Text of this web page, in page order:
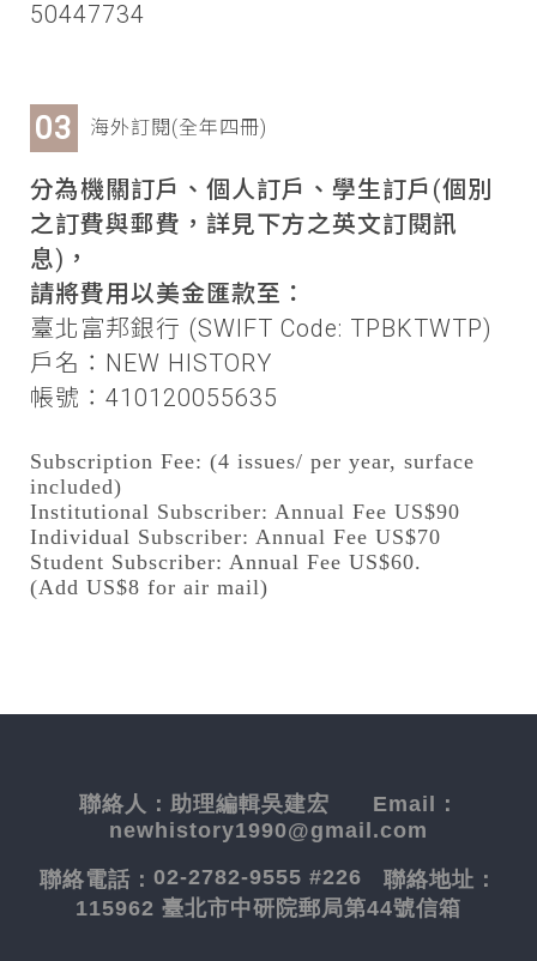
50447734
海外訂閱(全年四冊)
分為機關訂戶、個人訂戶、學生訂戶(個別
之訂費與郵費，詳見下方之英文訂閱訊
息)，
請將費用以美金匯款至：
臺北富邦銀行 (SWIFT Code: TPBKTWTP)
戶名：NEW HISTORY
帳號：410120055635
Subscription Fee: (4 issues/ per year, surface
included)
Institutional Subscriber: Annual Fee US$90
Individual Subscriber: Annual Fee US$70
Student Subscriber: Annual Fee US$60.
(Add US$8 for air mail)
聯絡人： 助理編輯吳建宏 Email：
newhistory1990@gmail.com
聯絡電話： 02-2782-9555 #226 聯絡地址：
115962 臺北市中研院郵局第44號信箱